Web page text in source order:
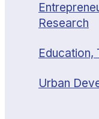
Research
Education,
Urban